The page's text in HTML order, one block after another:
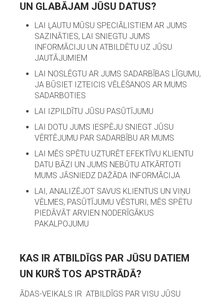
UN GLABĀJAM JŪSU DATUS?
LAI ĻAUTU MŪSU SPECIĀLISTIEM AR JUMS
SAZINĀTIES, LAI SNIEGTU JUMS
INFORMĀCIJU UN ATBILDĒTU UZ JŪSU
JAUTĀJUMIEM
LAI NOSLĒGTU AR JUMS SADARBĪBAS LĪGUMU,
JA BŪSIET IZTEICIS VĒLĒŠANOS AR MUMS
SADARBOTIES
LAI IZPILDĪTU JŪSU PASŪTĪJUMU
LAI DOTU JUMS IESPĒJU SNIEGT JŪSU
VĒRTĒJUMU PAR SADARBĪBU AR MUMS
LAI MĒS SPĒTU UZTURĒT EFEKTĪVU KLIENTU
DATU BĀZI UN JUMS NEBŪTU ATKĀRTOTI
MUMS JĀSNIEDZ DAŽĀDA INFORMĀCIJA
LAI, ANALIZĒJOT SAVUS KLIENTUS UN VIŅU
VĒLMES, PASŪTĪJUMU VĒSTURI, MĒS SPĒTU
PIEDĀVĀT ARVIEN NODERĪGĀKUS
PAKALPOJUMU
KAS IR ATBILDĪGS PAR JŪSU DATIEM
UN KURŠ TOS APSTRĀDĀ?
ĀDAS-VEIKALS IR ATBILDĪGS PAR VISU JŪSU